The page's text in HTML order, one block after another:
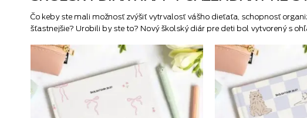
Čo keby ste mali možnosť zvýšiť vytrvalosť vášho dieťaťa, schopnosť
šťastnejšie? Urobili by ste to? Nový školský diár pre deti bol vytvorený s